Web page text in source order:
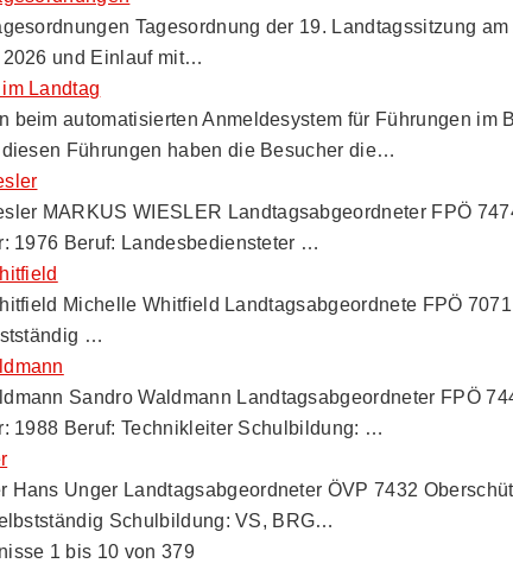
Tagesordnung der 19. Landtagssitzung
2026 und Einlauf mit…
Landtag
beim automatisierten Anmeldesystem für Führungen
Führungen haben die Besucher die…
MARKUS WIESLER Landtagsabgeordneter FPÖ
1976 Beruf: Landesbediensteter …
Michelle Whitfield Landtagsabgeordnete FPÖ
…
Sandro Waldmann Landtagsabgeordneter FPÖ
1988 Beruf: Technikleiter Schulbildung: …
Hans Unger Landtagsabgeordneter ÖVP 7432
Schulbildung: VS, BRG…
1 bis 10 von 379